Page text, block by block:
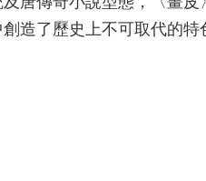
造了歷史上不可取代的特